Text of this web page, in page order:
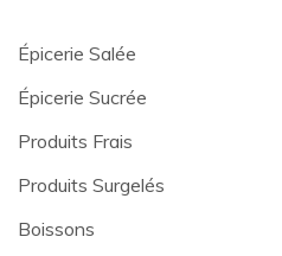
Épicerie Salée
Épicerie Sucrée
Produits Frais
Produits Surgelés
Boissons